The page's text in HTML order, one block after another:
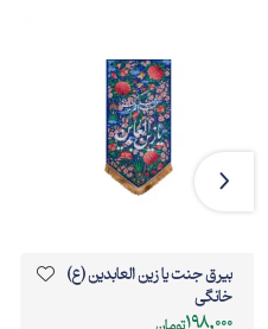
بيرق جنت يا زين العابدين (ع)
خانگی